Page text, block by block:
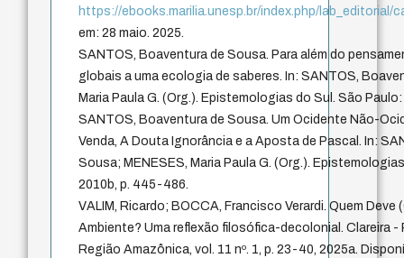
https://ebooks.marilia.unesp.br/index.php/
em: 28 maio. 2025.
SANTOS, Boaventura de Sousa. Para além do
globais a uma ecologia de saberes. In: SANTOS,
Maria Paula G. (Org.). Epistemologias do Sul. São
SANTOS, Boaventura de Sousa. Um Ocidente Não-
Venda, A Douta Ignorância e a Aposta de Pascal. In:
Sousa; MENESES, Maria Paula G. (Org.).
2010b, p. 445-486.
VALIM, Ricardo; BOCCA, Francisco Verardi. Quem Deve
Ambiente? Uma reflexão filosófica-decolonial. Clareira -
Região Amazônica, vol. 11 nº. 1, p. 23-40, 2025a.